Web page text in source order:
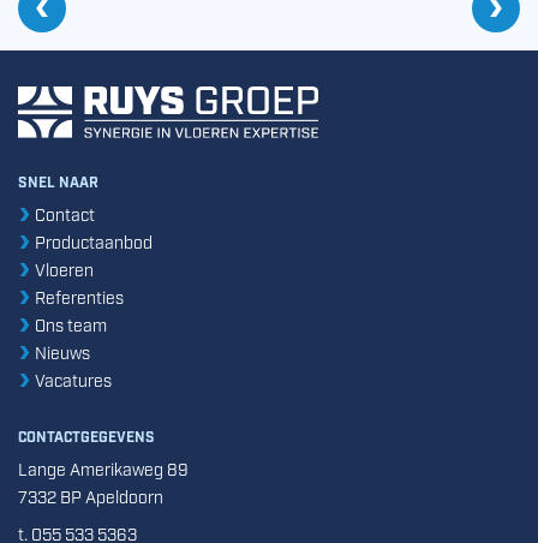
SNEL NAAR
Contact
Productaanbod
Vloeren
Referenties
Ons team
Nieuws
Vacatures
CONTACTGEGEVENS
Lange Amerikaweg 89
7332 BP Apeldoorn
t. 055 533 5363